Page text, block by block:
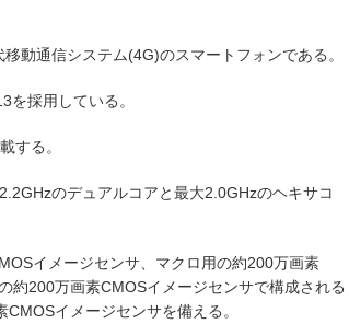
動通信システム(4G)のスマートフォンである。
採用している。
する。
のデュアルコアと最大2.0GHzのヘキサコ
イメージセンサ、マクロ用の約200万画素
約200万画素CMOSイメージセンサで構成される
イメージセンサを備える。